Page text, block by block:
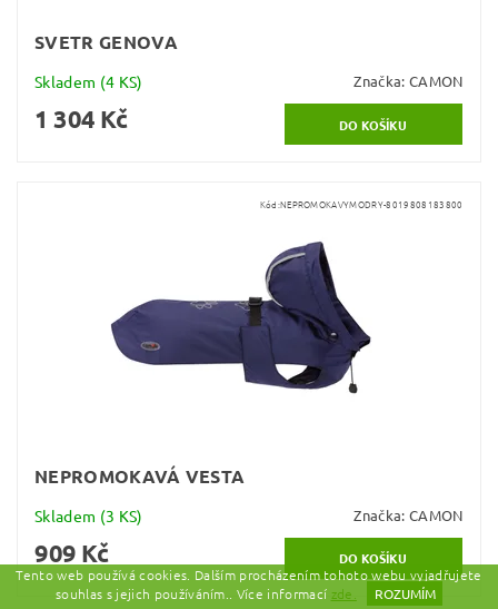
SVETR GENOVA
Skladem (4 KS) Značka: CAMON
1 304 Kč
Kód:NEPROMOKAVYMODRY-8019808183800
NEPROMOKAVÁ VESTA
Skladem (3 KS) Značka: CAMON
909 Kč
Tento web používá cookies. Dalším procházením tohoto webu vyjadřujete
souhlas s jejich používáním.. Více informací zde. ROZUMÍM